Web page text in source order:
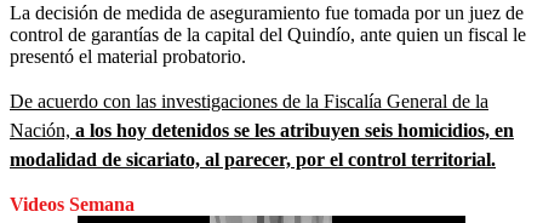
La decisión de medida de aseguramiento fue tomada por un juez de
control de garantías de la capital del Quindío, ante quien un fiscal le
presentó el material probatorio.
De acuerdo con las investigaciones de la Fiscalía General de la
Nación, a los hoy detenidos se les atribuyen seis homicidios, en
modalidad de sicariato, al parecer, por el control territorial.
Videos Semana